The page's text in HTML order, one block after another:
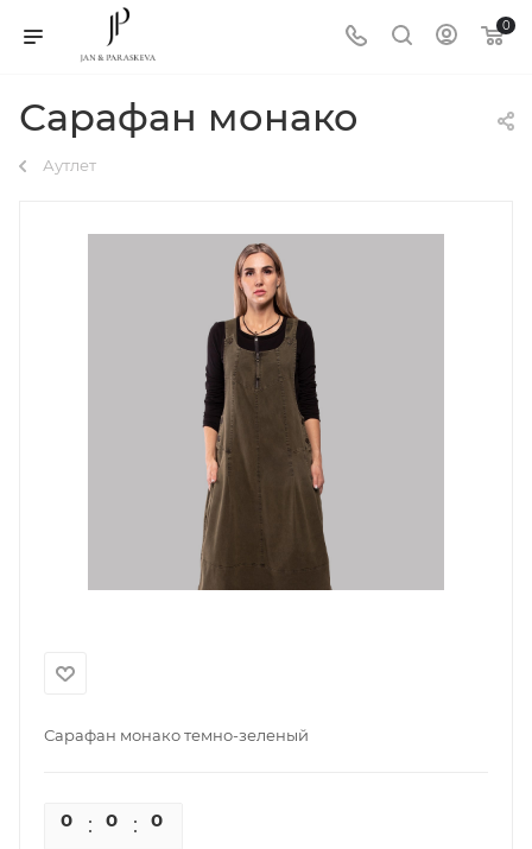
0
Сарафан монако
Аутлет
Сарафан монако темно-зеленый
0 0 0